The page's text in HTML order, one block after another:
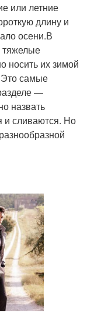
или летние
длину и
осени.В
тяжелые
носить их зимой
самые
—
назвать
и сливаются. Но